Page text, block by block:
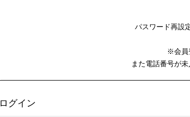
パスワード再設
※会員
また電話番号が
ログイン